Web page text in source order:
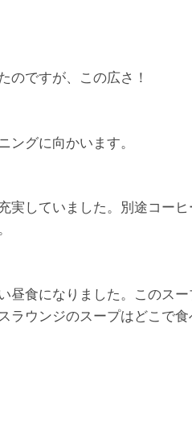
のですが、この広さ！
ングに向かいます。
実していました。別途コー
昼食になりました。このス
ラウンジのスープはどこで